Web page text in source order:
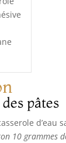
pâtes
d’eau
10 grammes